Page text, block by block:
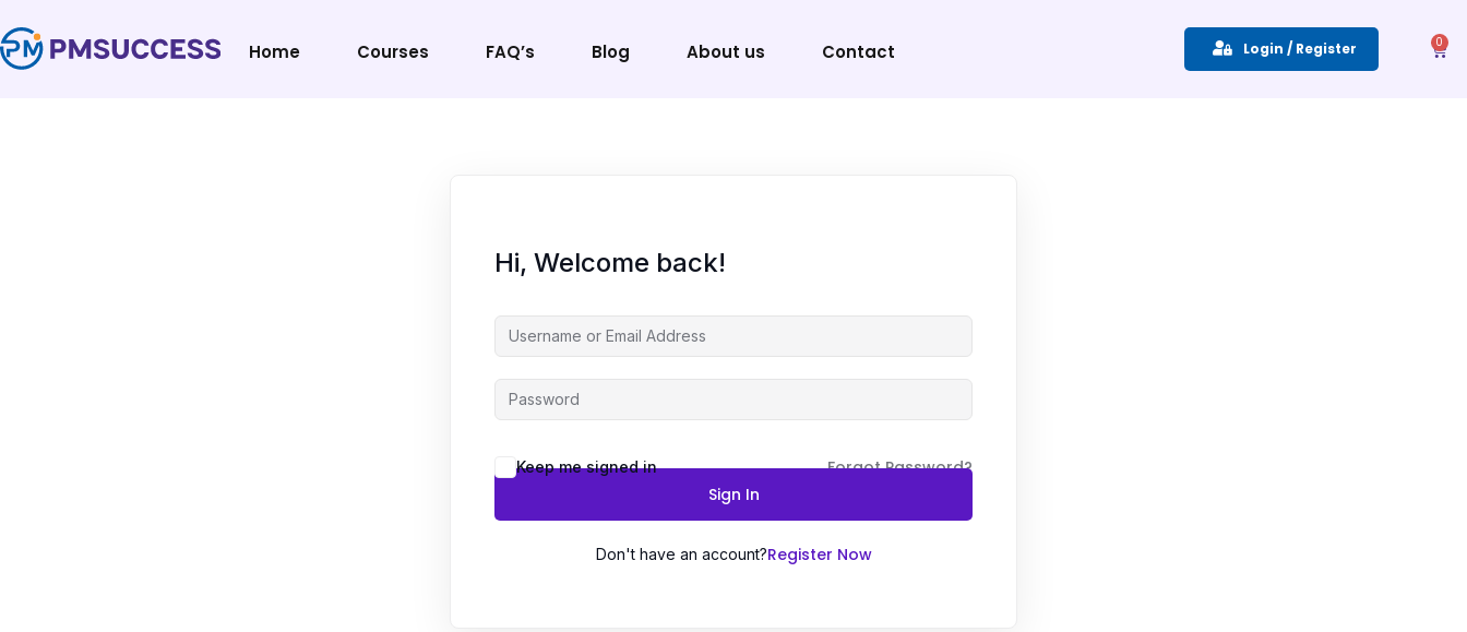
Home Courses FAQ’s Blog About us Contact Login / Register 0
Hi, Welcome back!
Keep me signed in
Forgot Password?
Sign In
Don't have an account?Register Now
Sign in
Don’t have an account?Sign up
Remember me Lost your password?